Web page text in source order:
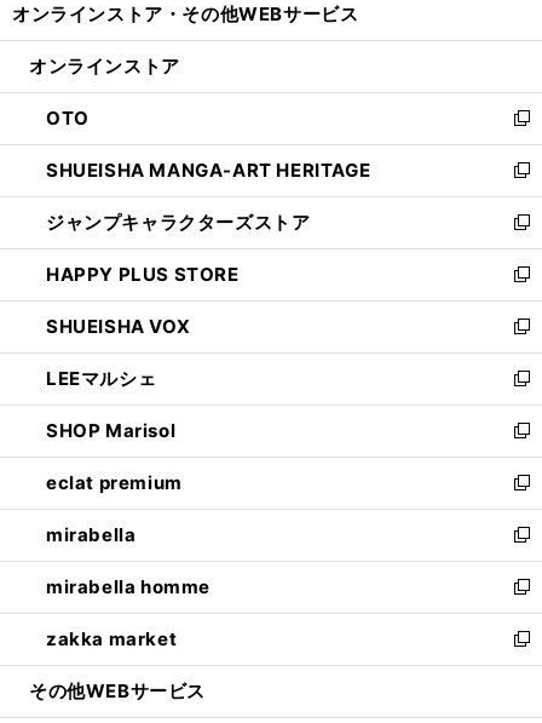
開
ン
ウ
で
開
く
ウ
ン
ド
ウ
で
開
く
オンラインストア・ その他WEBサービス
オンラインストア
OTO
新
し
い
ウ
ィ
ン
ド
ウ
で
開
く
SHUEISHA MANGA-ART HERITAGE
新
し
い
ウ
ィ
ン
ド
ウ
で
開
く
ジャンプキャラクターズストア
新
し
い
ウ
ィ
ン
ド
ウ
で
開
く
HAPPY PLUS STORE
新
し
い
ウ
ィ
ン
ド
ウ
で
開
く
SHUEISHA VOX
新
し
い
ウ
ィ
ン
ド
ウ
で
開
く
LEEマルシェ
新
し
い
ウ
ィ
ン
ド
ウ
で
開
く
SHOP Marisol
新
し
い
ウ
ィ
ン
ド
ウ
で
開
eclat premium
新
し
い
ウ
ィ
ン
ド
ウ
開
mirabella
新
し
い
ウ
ィ
ン
ウ
mirabella homme
新
し
い
ウ
zakka market
新
し
その他WEBサービス